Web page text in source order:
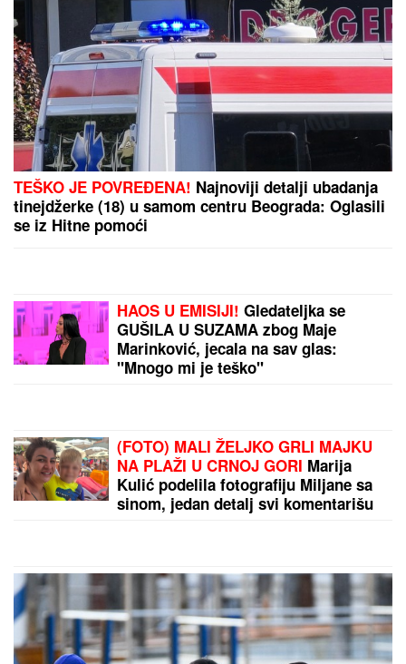
STIŽE PREOKRET!Deo Srbije pod UDAROM
NEVREMENA: Evo gde tačno Pucaju gromovi i duva
"Teror traje 15 godina" Pevačica ponovo brutalno
pretučena: "Manijaci će me osakatiti"
PREPORUKA ZA VAS